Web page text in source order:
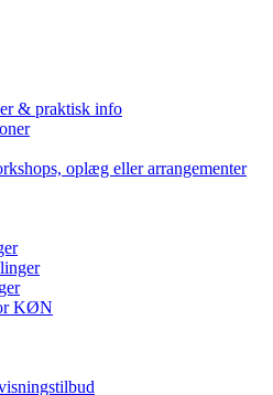
& praktisk info
oplæg eller arrangementer
KØN